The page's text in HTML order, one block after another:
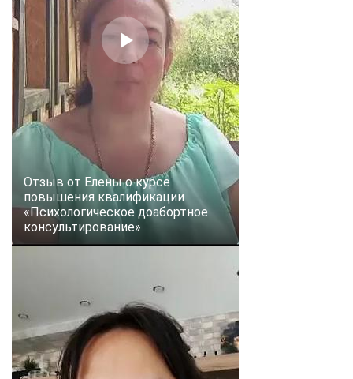
Отзыв от Елены о курсе
повышения квалификации
«Психологическое доабортное
консультирование»